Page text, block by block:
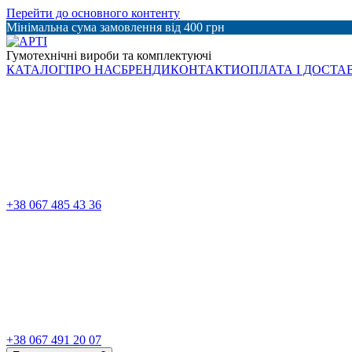
Перейти до основного контенту
Мінімальна сума замовлення від 400 грн
Гумотехнічні вироби та комплектуючі
КАТАЛОГПРО НАСБРЕНДИКОНТАКТИОПЛАТА І
+38 067 485 43 36
+38 067 491 20 07